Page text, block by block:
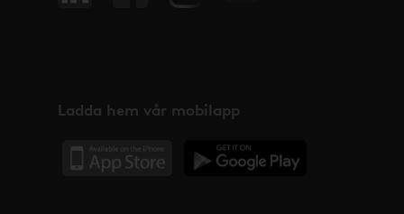
Ladda hem vår mobilapp